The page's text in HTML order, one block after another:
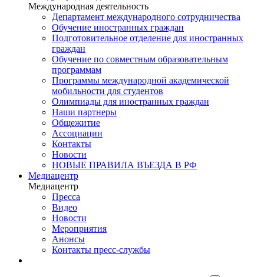
Международная деятельность
Департамент международного сотрудничества
Обучение иностранных граждан
Подготовительное отделение для иностранных
граждан
Обучение по совместным образовательным
программам
Программы международной академической
мобильности для студентов
Олимпиады для иностранных граждан
Наши партнеры
Общежитие
Ассоциации
Контакты
Новости
НОВЫЕ ПРАВИЛА ВЪЕЗДА В РФ
Медиацентр
Медиацентр
Пресса
Видео
Новости
Мероприятия
Анонсы
Контакты пресс-службы